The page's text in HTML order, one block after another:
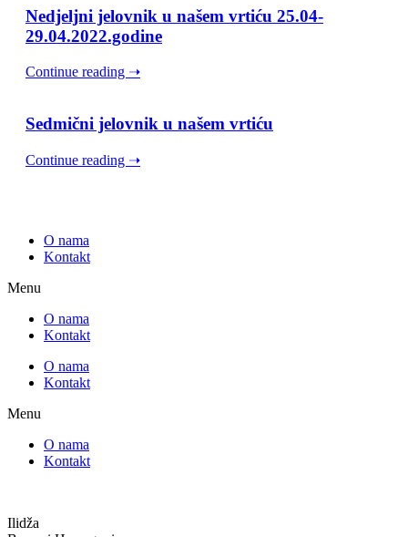
Nedjeljni jelovnik u našem vrtiću 25.04-
29.04.2022.godine
Continue reading ➝
Sedmični jelovnik u našem vrtiću
Continue reading ➝
O nama
Kontakt
Menu
O nama
Kontakt
O nama
Kontakt
Menu
O nama
Kontakt
Ilidža